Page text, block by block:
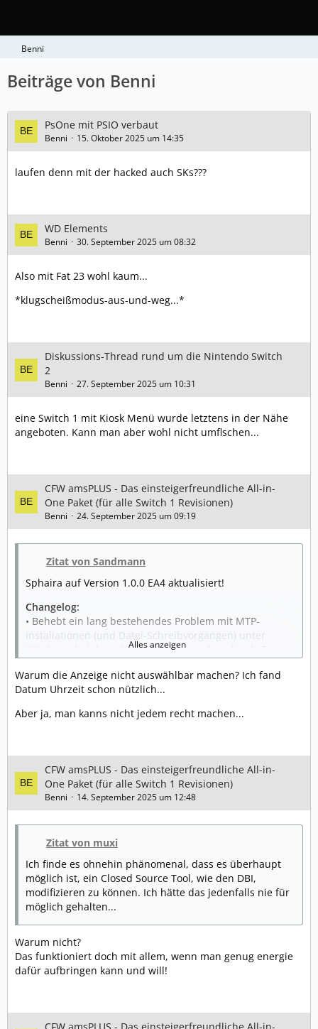
Benni
Beiträge von Benni
PsOne mit PSIO verbaut
Benni 15. Oktober 2025 um 14:35
laufen denn mit der hacked auch SKs???
WD Elements
Benni 30. September 2025 um 08:32
Also mit Fat 23 wohl kaum...
*klugscheißmodus-aus-und-weg...*
Diskussions-Thread rund um die Nintendo Switch
2
Benni 27. September 2025 um 10:31
eine Switch 1 mit Kiosk Menü wurde letztens in der Nähe
angeboten. Kann man aber wohl nicht umflschen...
CFW amsPLUS - Das einsteigerfreundliche All-in-
One Paket (für alle Switch 1 Revisionen)
Benni 24. September 2025 um 09:19
Zitat von Sandmann
Sphaira auf Version 1.0.0 EA4 aktualisiert!
Changelog:
• Behebt ein lang bestehendes Problem mit MTP-
Installationen (und Datei-Schreibvorgängen) unter
Windows, bei dem der MTP-Client nach mehr als 5
nur unter Windows auf und nur beim Installieren einer
NSZ, da es während des Dekomprimierens blockierte.
• Behoben: Stapelgröße des FTP-Servers war zu klein,
was beim Auflisten von benutzerdefinierten Mounts zu
Client versuchte, über die gesamte Dateigröße hinaus
zu lesen. Statt Null (EOF) zurückzugeben, wurde ein
Fehler zurückgegeben.
• „Mounts“ zu FTP und MTP hinzugefügt, sodass du auf
• Spinner hinzugefügt, der beim Laden von Icons für
Homebrew / Spiele / Speicherstände angezeigt wird.
• Anzeige der Speichergröße für internen Speicher und
SD-Karte am oberen Bildschirmrand (ersetzt Akku und
aktuelle Uhrzeit).
• Behoben: Dumpen von Speicherständen auf die SD-
Karte im Applet-Modus.
• Alle Infotexte mit der korrekten Info-Farbe des Themes
Alles anzeigen
Warum die Anzeige nicht auswählbar machen? Ich fand
Datum Uhrzeit schon nützlich...
Aber ja, man kanns nicht jedem recht machen...
CFW amsPLUS - Das einsteigerfreundliche All-in-
One Paket (für alle Switch 1 Revisionen)
Benni 14. September 2025 um 12:48
Zitat von muxi
Ich finde es ohnehin phänomenal, dass es überhaupt
möglich ist, ein Closed Source Tool, wie den DBI,
modifizieren zu können. Ich hätte das jedenfalls nie für
möglich gehalten...
Warum nicht?
Das funktioniert doch mit allem, wenn man genug energie
dafür aufbringen kann und will!